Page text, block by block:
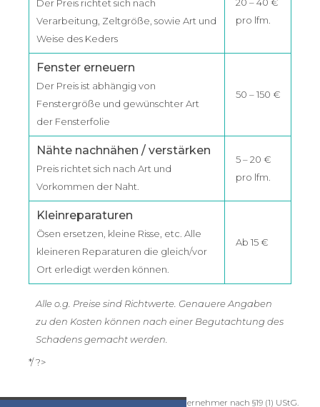
Der Preis richtet sich nach
Verarbeitung, Zeltgröße, sowie Art und
Weise des Keders
pro lfm.
Fenster erneuern
Der Preis ist abhängig von
Fenstergröße und gewünschter Art
der Fensterfolie
50 – 150 €
Nähte nachnähen / verstärken
Preis richtet sich nach Art und
Vorkommen der Naht.
5 – 20 €
pro lfm.
Kleinreparaturen
Ösen ersetzen, kleine Risse, etc. Alle
kleineren Reparaturen die gleich/vor
Ort erledigt werden können.
Ab 15 €
Alle o.g. Preise sind Richtwerte. Genauere Angaben
zu den Kosten können nach einer Begutachtung des
Schadens gemacht werden.
*/ ?>
Kein Mehrwertsteuerausweis, da Kleinunternehmer nach §19 (1) UStG.